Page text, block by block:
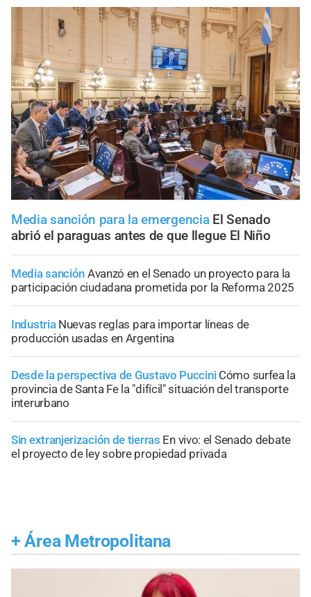
Media sanción para la emergencia El Senado
abrió el paraguas antes de que llegue El Niño
Media sanción Avanzó en el Senado un proyecto para la
participación ciudadana prometida por la Reforma 2025
Industria Nuevas reglas para importar líneas de
producción usadas en Argentina
Desde la perspectiva de Gustavo Puccini Cómo surfea la
provincia de Santa Fe la "difícil" situación del transporte
interurbano
Sin extranjerización de tierras En vivo: el Senado debate
el proyecto de ley sobre propiedad privada
+ Área Metropolitana